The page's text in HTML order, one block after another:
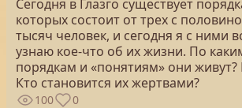
Сегодня в Глазго существует
которых состоит от трех с
тысяч человек, и сегодня я с ними
узнаю кое-что об их жизни. По
порядкам и «понятиям» они живут?
Кто становится их жертвами?
100 0